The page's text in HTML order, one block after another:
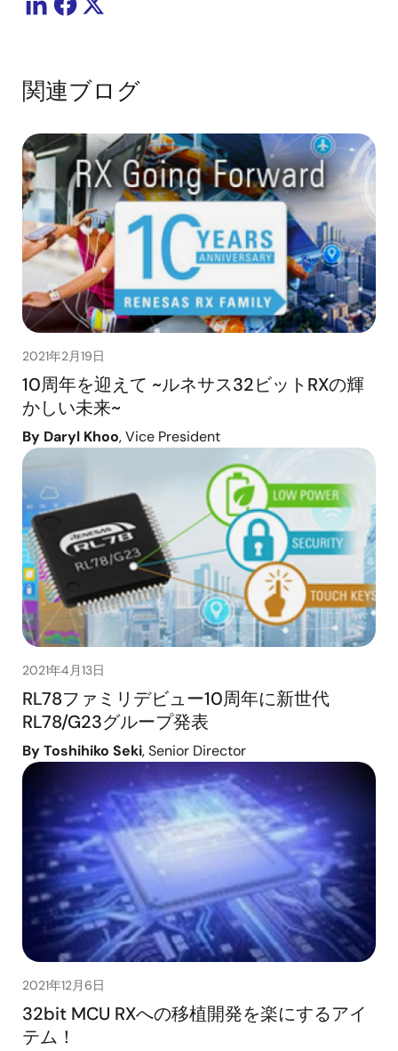
関連ブログ
2021年2月19日
10周年を迎えて ~ルネサス32ビットRXの輝
かしい未来~
By Daryl Khoo, Vice President
2021年4月13日
RL78ファミリデビュー10周年に新世代
RL78/G23グループ発表
By Toshihiko Seki, Senior Director
2021年12月6日
32bit MCU RXへの移植開発を楽にするアイ
テム！